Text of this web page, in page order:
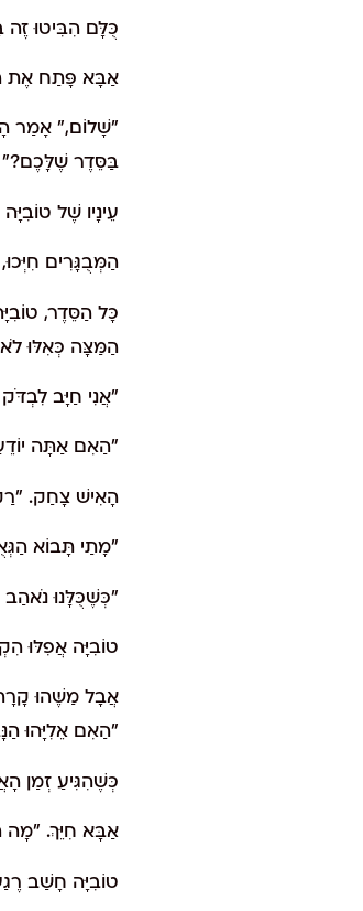
כֻּלָּם הִבִּיטוּ זֶה
אַבָּא פָּתַח אֶת
"שָׁלוֹם," אָמַר
בַּסֵּדֶר שֶׁלָּכֶם?"
עֵינָיו שֶׁל
הַמְּבֻגָּרִים
כָּל הַסֵּדֶר,
הַמַּצָּה כְּאִלּוּ
"אֲנִי חַיָּב
"הַאִם אַתָּה
הָאִישׁ צָחַק.
"מָתַי תָּבוֹא
"כְּשֶׁכֻּלָּנוּ
טוֹבִיָּה אֲפִלּוּ
אֲבָל מַשֶּׁהוּ
"הַאִם אֵלִיָּהוּ
כְּשֶׁהִגִּיעַ זְמַן
אַבָּא חִיֵּךְ. "מָה
טוֹבִיָּה חָשַׁב